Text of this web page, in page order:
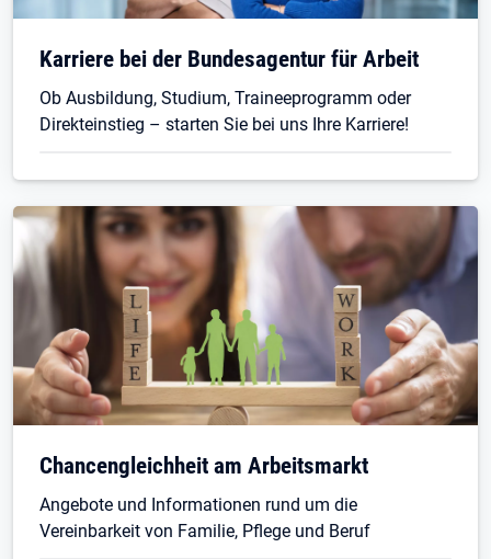
Karriere bei der Bundesagentur für Arbeit
Ob Ausbildung, Studium, Traineeprogramm oder
Direkteinstieg – starten Sie bei uns Ihre Karriere!
Chancengleichheit am Arbeitsmarkt
Angebote und Informationen rund um die
Vereinbarkeit von Familie, Pflege und Beruf